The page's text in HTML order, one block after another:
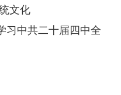
文化
习中共二十届四中全